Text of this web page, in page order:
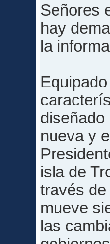
Señores
hay
la
diseñado
nueva y
isla de
través
mueve
las